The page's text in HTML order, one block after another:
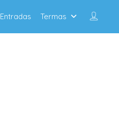
Entradas Termas